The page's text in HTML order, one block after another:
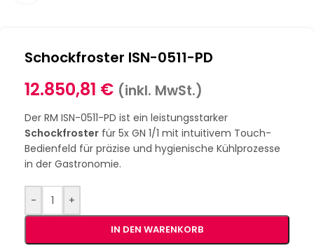
Schockfroster ISN-0511-PD
12.850,81 € (inkl. MwSt.)
Der RM ISN-0511-PD ist ein leistungsstarker
Schockfroster für 5x GN 1/1 mit intuitivem Touch-
Bedienfeld für präzise und hygienische Kühlprozesse
in der Gastronomie.
- +
IN DEN WARENKORB